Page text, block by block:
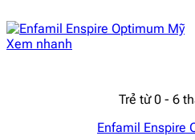
Xem nhanh
Trẻ từ 0 - 6
Enfamil Enspire